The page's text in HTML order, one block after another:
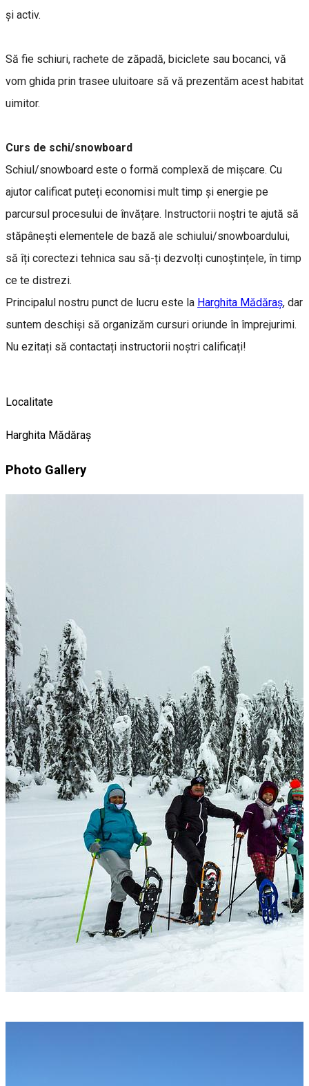
și activ.
Să fie schiuri, rachete de zăpadă, biciclete sau bocanci, vă
vom ghida prin trasee uluitoare să vă prezentăm acest habitat
uimitor.
Curs de schi/snowboard
Schiul/snowboard este o formă complexă de mișcare. Cu
ajutor calificat puteți economisi mult timp și energie pe
parcursul procesului de învățare. Instructorii noștri te ajută să
stăpânești elementele de bază ale schiului/snowboardului,
să îți corectezi tehnica sau să-ți dezvolți cunoștințele, în timp
ce te distrezi.
Principalul nostru punct de lucru este la Harghita Mădăraș, dar
suntem deschiși să organizăm cursuri oriunde în împrejurimi.
Nu ezitați să contactați instructorii noștri calificați!
Localitate
Harghita Mădăraș
Photo Gallery